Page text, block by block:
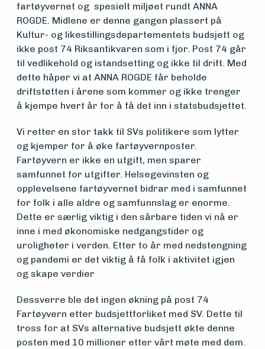
Om
foreningen
Aktuelt
Arrangementer
fartøyvernet og spesielt miljøet rundt ANNA
ROGDE. Midlene er denne gangen plassert på
Kultur- og likestillingsdepartementets budsjett og
ikke post 74 Riksantikvaren som i fjor. Post 74 går
til vedlikehold og istandsetting og ikke til drift. Med
dette håper vi at ANNA ROGDE får beholde
driftstøtten i årene som kommer og ikke trenger
å kjempe hvert år for å få det inn i statsbudsjettet.
Vi retter en stor takk til SVs politikere som lytter
og kjemper for å øke fartøyvernposter.
Fartøyvern er ikke en utgift, men sparer
samfunnet for utgifter. Helsegevinsten og
opplevelsene fartøyvernet bidrar med i samfunnet
for folk i alle aldre og samfunnslag er enorme.
Dette er særlig viktig i den sårbare tiden vi nå er
inne i med økonomiske nedgangstider og
uroligheter i verden. Etter to år med nedstengning
og pandemi er det viktig å få folk i aktivitet igjen
og skape verdier
Dessverre ble det ingen økning på post 74
Fartøyvern etter budsjettforliket med SV. Dette til
tross for at SVs alternative budsjett økte denne
posten med 10 millioner etter vårt møte med dem.